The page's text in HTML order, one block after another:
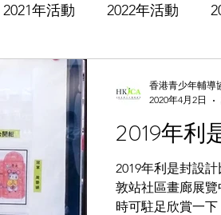
2021年活動 2022年活動
2019年利
2019年利是封設
敦站社區畫廊展
時可駐足欣賞一下
香港青少年輔導
2020年4月2日